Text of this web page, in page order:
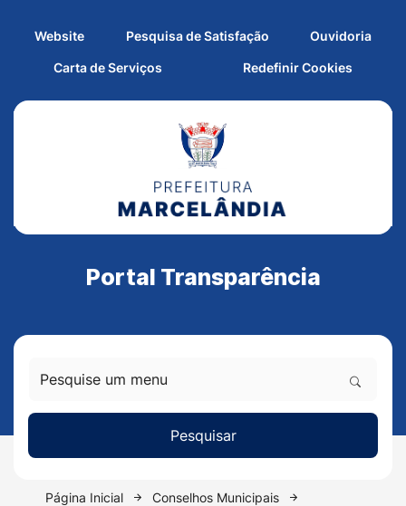
Ir para o menu [alt+2]
Ir para o rodapé [alt+4]
Website Pesquisa de Satisfação Ouvidoria
Carta de Serviços Redefinir CookiesAbrir
Portal Transparência
Pesquisar
Página Inicial
Conselhos Municipais